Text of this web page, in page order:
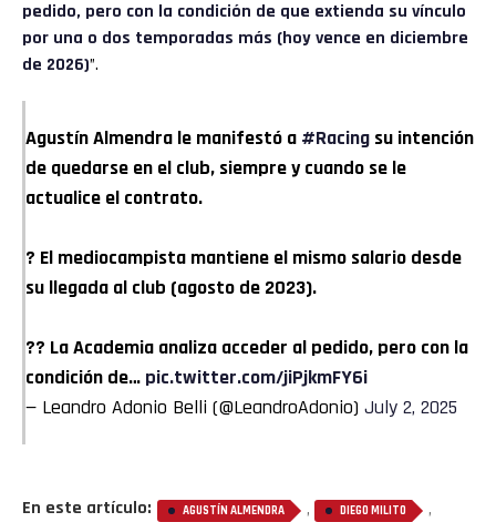
pedido, pero con la condición de que extienda su vínculo
por una o dos temporadas más (hoy vence en diciembre
de 2026)”.
Agustín Almendra le manifestó a #Racing su intención
de quedarse en el club, siempre y cuando se le
actualice el contrato.
? El mediocampista mantiene el mismo salario desde
su llegada al club (agosto de 2023).
?? La Academia analiza acceder al pedido, pero con la
condición de… pic.twitter.com/jiPjkmFY6i
— Leandro Adonio Belli (@LeandroAdonio) July 2, 2025
En este artículo: AGUSTÍN ALMENDRA , DIEGO MILITO ,